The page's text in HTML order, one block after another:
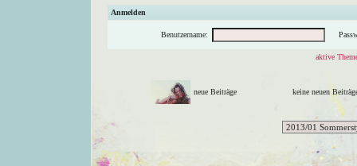
Anmelden
Benutzername:
aktive
neue Beiträge keine neuen